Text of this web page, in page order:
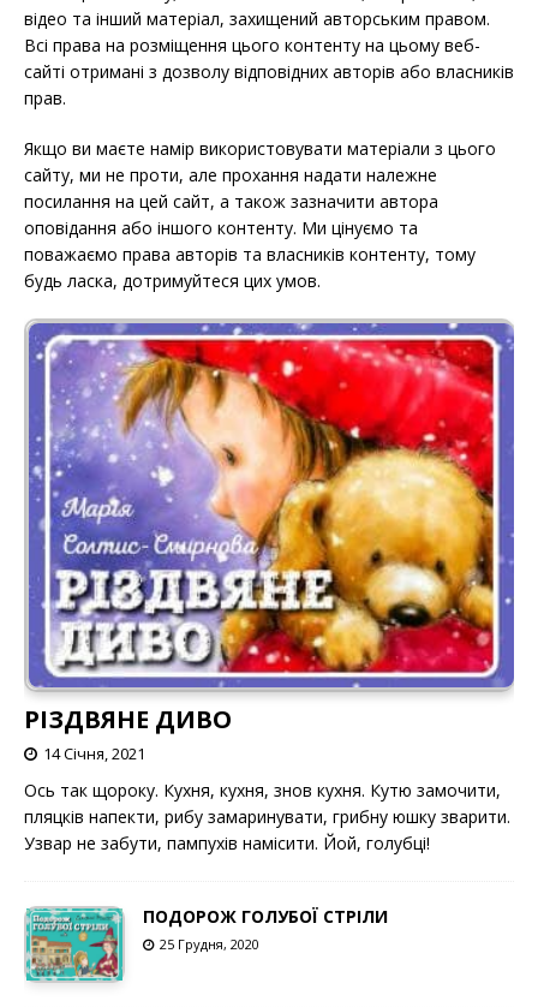
відео та інший матеріал, захищений авторським правом.
Всі права на розміщення цього контенту на цьому веб-
сайті отримані з дозволу відповідних авторів або власників
прав.
Якщо ви маєте намір використовувати матеріали з цього
сайту, ми не проти, але прохання надати належне
посилання на цей сайт, а також зазначити автора
оповідання або іншого контенту. Ми цінуємо та
поважаємо права авторів та власників контенту, тому
будь ласка, дотримуйтеся цих умов.
РІЗДВЯНЕ ДИВО
14 Січня, 2021
Ось так щороку. Кухня, кухня, знов кухня. Кутю замочити,
пляцків напекти, рибу замаринувати, грибну юшку зварити.
Узвар не забути, пампухів намісити. Йой, голубці!
ПОДОРОЖ ГОЛУБОЇ СТРІЛИ
25 Грудня, 2020